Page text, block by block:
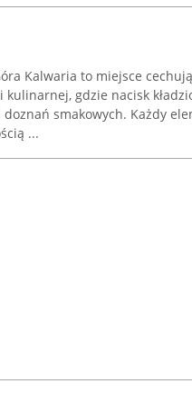
Kalwaria to miejsce
kulinarnej, gdzie nacisk
smakowych. Każdy
...